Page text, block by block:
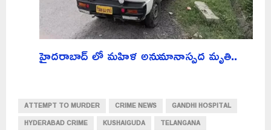
హైదరాబాద్ లో మహిళ అనుమానాస్పద మృతి..
ATTEMPT TO MURDER CRIME NEWS
GANDHI HOSPITAL
HYDERABAD CRIME
KUSHAIGUDA TELANGANA